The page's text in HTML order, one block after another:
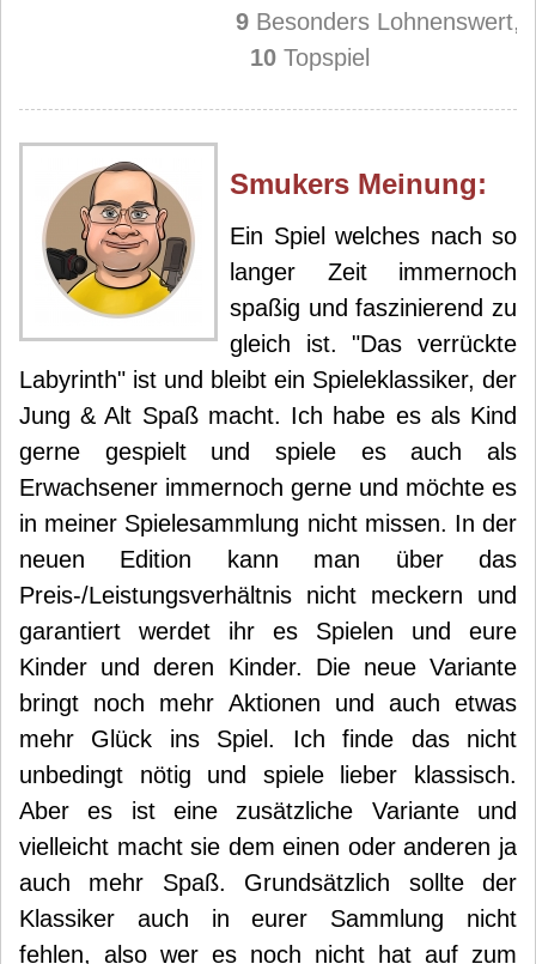
9 Besonders Lohnenswert,
10 Topspiel
Smukers Meinung:
Ein Spiel welches nach so
langer Zeit immernoch
spaßig und faszinierend zu
gleich ist. "Das verrückte
Labyrinth" ist und bleibt ein Spieleklassiker, der
Jung & Alt Spaß macht. Ich habe es als Kind
gerne gespielt und spiele es auch als
Erwachsener immernoch gerne und möchte es
in meiner Spielesammlung nicht missen. In der
neuen Edition kann man über das
Preis-/Leistungsverhältnis nicht meckern und
garantiert werdet ihr es Spielen und eure
Kinder und deren Kinder. Die neue Variante
bringt noch mehr Aktionen und auch etwas
mehr Glück ins Spiel. Ich finde das nicht
unbedingt nötig und spiele lieber klassisch.
Aber es ist eine zusätzliche Variante und
vielleicht macht sie dem einen oder anderen ja
auch mehr Spaß. Grundsätzlich sollte der
Klassiker auch in eurer Sammlung nicht
fehlen, also wer es noch nicht hat auf zum